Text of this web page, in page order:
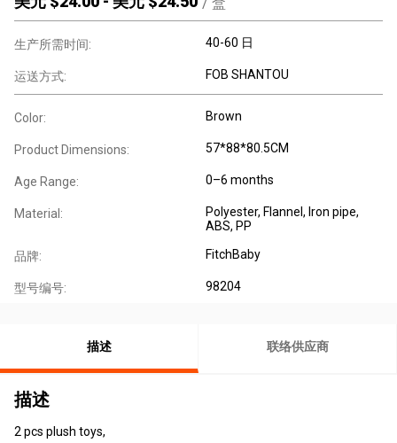
生产所需时间: 40-60 日
运送方式: FOB SHANTOU
Color: Brown
Product Dimensions: 57*88*80.5CM
Age Range: 0–6 months
Material:
Polyester, Flannel, Iron pipe,
ABS, PP
品牌: FitchBaby
型号编号: 98204
描述 联络供应商
描述
2 pcs plush toys,